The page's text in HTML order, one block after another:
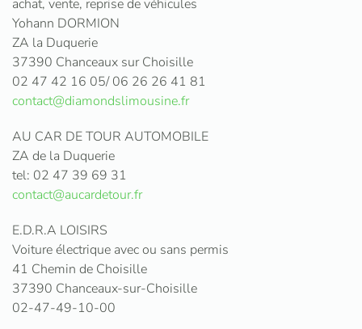
achat, vente, reprise de véhicules
Yohann DORMION
ZA la Duquerie
37390 Chanceaux sur Choisille
02 47 42 16 05/ 06 26 26 41 81
contact@diamondslimousine.fr
AU CAR DE TOUR AUTOMOBILE
ZA de la Duquerie
tel: 02 47 39 69 31
contact@aucardetour.fr
E.D.R.A LOISIRS
Voiture électrique avec ou sans permis
41 Chemin de Choisille
37390 Chanceaux-sur-Choisille
02-47-49-10-00